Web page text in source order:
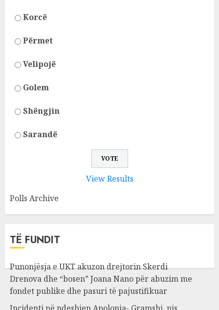
Korcë
Përmet
Velipojë
Golem
Shëngjin
Sarandë
View Results
Polls Archive
TË FUNDIT
Punonjësja e UKT akuzon drejtorin Skerdi
Drenova dhe “bosen” Joana Nano për abuzim me
fondet publike dhe pasuri të pajustifikuar